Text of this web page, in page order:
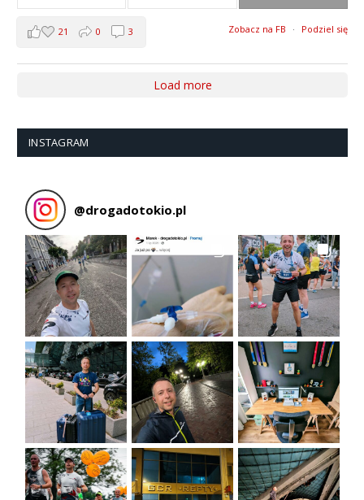
Zobacz na FB · Podziel się
21 0 3
Load more
INSTAGRAM
@drogadotokio.pl